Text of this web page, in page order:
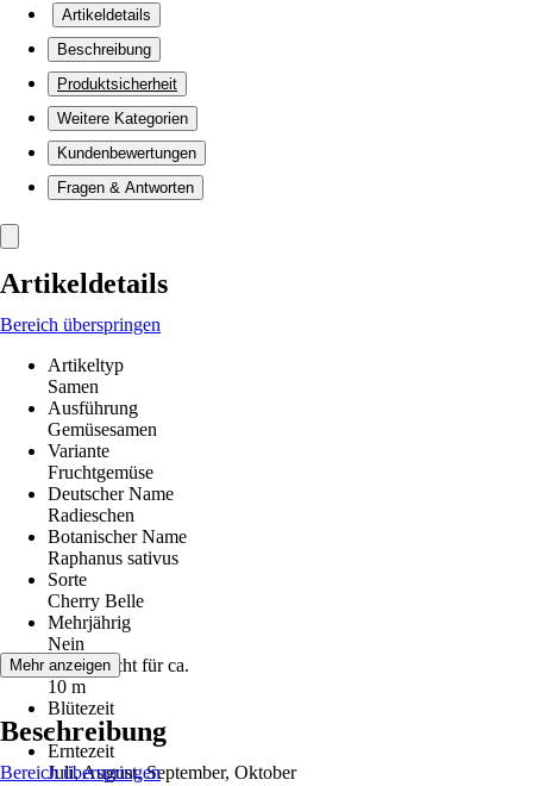
Artikeldetails
Beschreibung
Produktsicherheit
Weitere Kategorien
Kundenbewertungen
Fragen & Antworten
Artikeldetails
Bereich überspringen
Artikeltyp
Samen
Ausführung
Gemüsesamen
Variante
Fruchtgemüse
Deutscher Name
Radieschen
Botanischer Name
Raphanus sativus
Sorte
Cherry Belle
Mehrjährig
Nein
Inhalt reicht für ca.
10 m
Blütezeit
-
Erntezeit
Juli, August, September, Oktober
Mehr anzeigen
Beschreibung
Bereich überspringen